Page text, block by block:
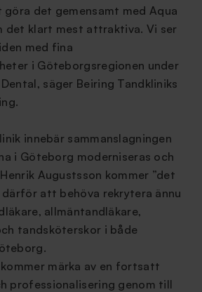
det gemensamt med Aqua
det klart mest attraktiva. Vi ser
med fina
i Göteborgsregionen under
säger Beiring Tandkliniks
innebär sammanslagningen
i Göteborg moderniseras och
Augustsson kommer ”det
därför att behöva rekrytera ännu
allmäntandläkare,
tandsköterskor i både
märka av en fortsatt
professionalisering genom till